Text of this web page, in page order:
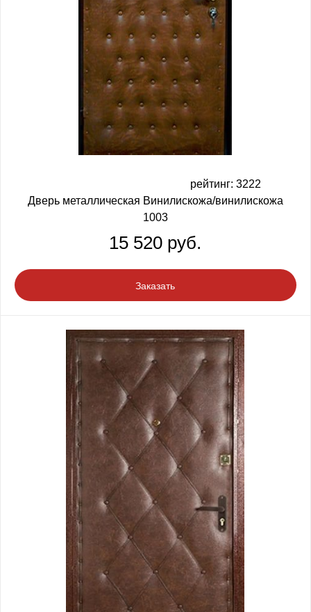
рейтинг: 3222
Дверь металлическая Винилискожа/винилискожа
1003
15 520 руб.
Заказать